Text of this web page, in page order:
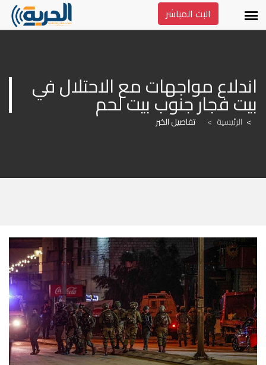
البث المباشر
بيت فجار جنوب بيت لحم
الرئيسية > تفاصيل الخبر